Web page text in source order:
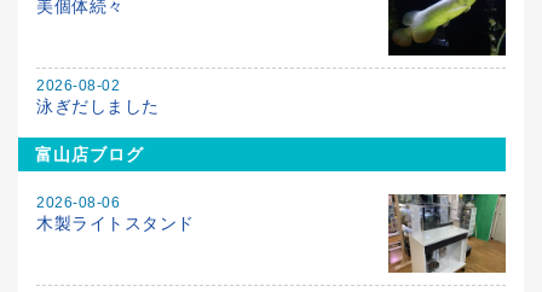
美個体続々
2026-08-02
泳ぎだしました
富山店ブログ
2026-08-06
木製ライトスタンド